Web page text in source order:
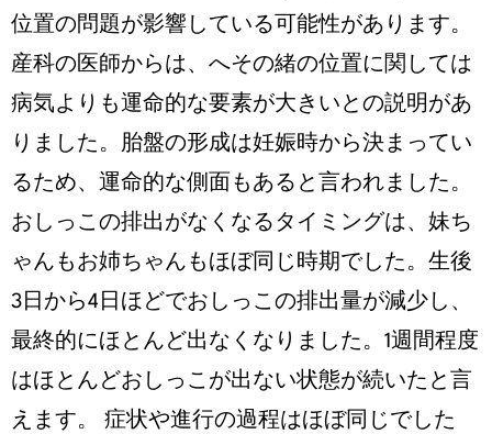
位置の問題が影響している可能性があります。
産科の医師からは、へその緒の位置に関しては
病気よりも運命的な要素が大きいとの説明があ
りました。胎盤の形成は妊娠時から決まってい
るため、運命的な側面もあると言われました。
おしっこの排出がなくなるタイミングは、妹ち
ゃんもお姉ちゃんもほぼ同じ時期でした。生後
3日から4日ほどでおしっこの排出量が減少し、
最終的にほとんど出なくなりました。1週間程度
はほとんどおしっこが出ない状態が続いたと言
えます。 症状や進行の過程はほぼ同じでした